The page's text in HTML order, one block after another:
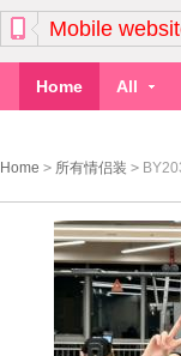
Mobile
Home All
Home > 所有情侣装 >